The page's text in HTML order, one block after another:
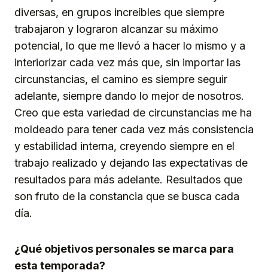
diversas, en grupos increíbles que siempre
trabajaron y lograron alcanzar su máximo
potencial, lo que me llevó a hacer lo mismo y a
interiorizar cada vez más que, sin importar las
circunstancias, el camino es siempre seguir
adelante, siempre dando lo mejor de nosotros.
Creo que esta variedad de circunstancias me ha
moldeado para tener cada vez más consistencia
y estabilidad interna, creyendo siempre en el
trabajo realizado y dejando las expectativas de
resultados para más adelante. Resultados que
son fruto de la constancia que se busca cada
día.
¿Qué objetivos personales se marca para
esta temporada?